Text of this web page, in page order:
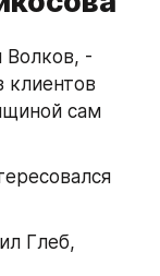
клиентов
сам
Глеб,